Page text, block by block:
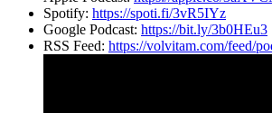
Spotify: https://spoti.fi/3vR5IYz
Google Podcast: https://bit.ly/3b0HEu3
RSS Feed: https://volvitam.com/feed/